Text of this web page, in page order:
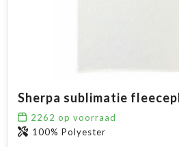
2262 op voorraad
100% Polyester